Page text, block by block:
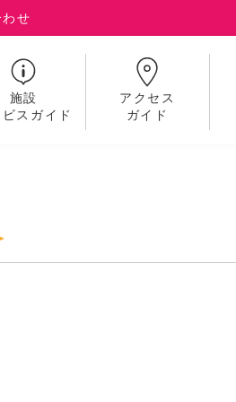
せ
施設
スガイド
アクセス
ガイド